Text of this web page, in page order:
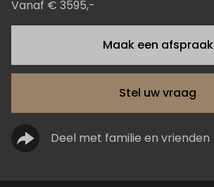
Vanaf € 3595,-
Maak een afspraak
Stel uw vraag
Deel met familie en vrienden